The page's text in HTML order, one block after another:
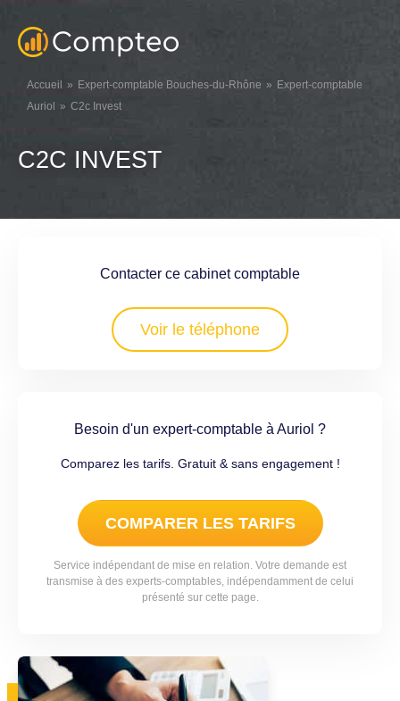
Accueil Expert-comptable Bouches-du-Rhône
Expert-comptable
Auriol
C2c Invest
C2C INVEST
Contacter ce cabinet comptable
Voir le téléphone
Besoin d'un expert-comptable à Auriol ?
Comparez les tarifs. Gratuit & sans engagement !
COMPARER LES TARIFS
Service indépendant de mise en relation. Votre demande est
transmise à des experts-comptables, indépendamment de celui
présenté sur cette page.